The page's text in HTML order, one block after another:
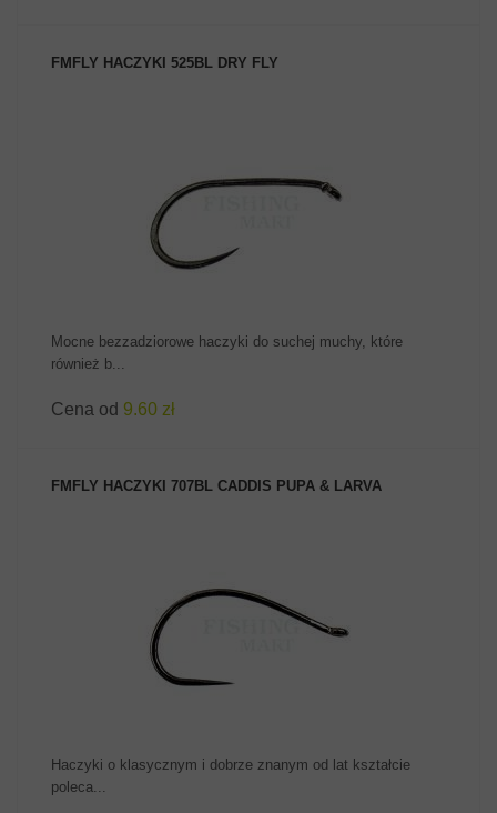
FMFLY HACZYKI 525BL DRY FLY
ZOBACZ PRODUKT
Mocne bezzadziorowe haczyki do suchej muchy, które
również b...
Cena od 9.60 zł
FMFLY HACZYKI 707BL CADDIS PUPA & LARVA
ZOBACZ PRODUKT
Haczyki o klasycznym i dobrze znanym od lat kształcie
poleca...